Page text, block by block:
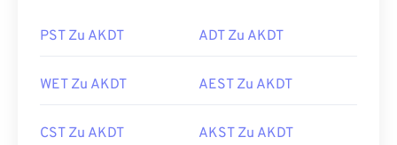
PST Zu AKDT ADT Zu AKDT
WET Zu AKDT AEST Zu AKDT
CST Zu AKDT AKST Zu AKDT